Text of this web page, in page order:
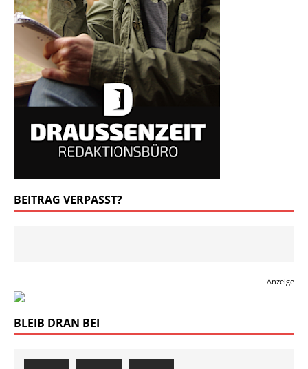
BEITRAG VERPASST?
Anzeige
BLEIB DRAN BEI